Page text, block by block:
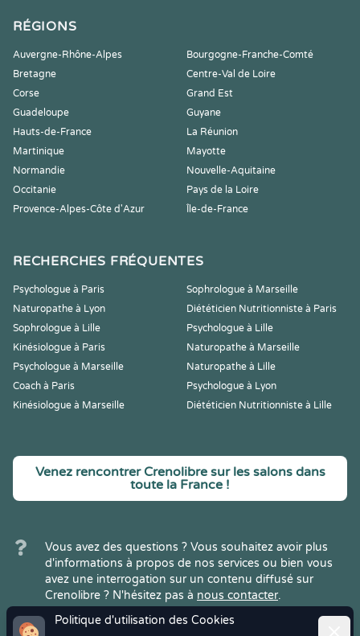
Politique d'utilisation des Cookies
RÉGIONS
Auvergne-Rhône-Alpes
Bourgogne-Franche-Comté
Bretagne
Centre-Val de Loire
Corse
Grand Est
Guadeloupe
Guyane
Hauts-de-France
La Réunion
Martinique
Mayotte
Normandie
Nouvelle-Aquitaine
Occitanie
Pays de la Loire
Provence-Alpes-Côte d'Azur
Île-de-France
RECHERCHES FRÉQUENTES
Psychologue à Paris
Sophrologue à Marseille
Naturopathe à Lyon
Diététicien Nutritionniste à Paris
Sophrologue à Lille
Psychologue à Lille
Kinésiologue à Paris
Naturopathe à Marseille
Psychologue à Marseille
Naturopathe à Lille
Coach à Paris
Psychologue à Lyon
Kinésiologue à Marseille
Diététicien Nutritionniste à Lille
Venez rencontrer Crenolibre sur les salons dans
toute la France !
Vous avez des questions ? Vous souhaitez avoir plus
d'informations à propos de nos services ou bien vous
avez une interrogation sur un contenu diffusé sur
Crenolibre ? N'hésitez pas à nous contacter.